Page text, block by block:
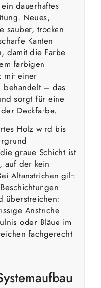
dauerhaftes
Neues,
sauber, trocken
Kanten
damit die Farbe
farbigen
mit einer
behandelt – das
sorgt für eine
Deckfarbe.
Holz wird bis
graue Schicht ist
auf der kein
Altanstrichen gilt:
überstreichen;
Anstriche
oder Bläue im
fachgerecht